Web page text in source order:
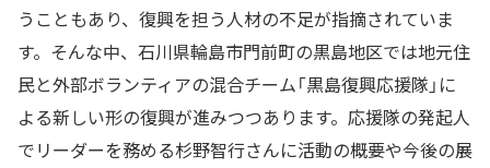
うこともあり、復興を担う人材の不足が指摘されていま
す。そんな中、石川県輪島市門前町の黒島地区では地元住
民と外部ボランティアの混合チーム「黒島復興応援隊」に
よる新しい形の復興が進みつつあります。応援隊の発起人
でリーダーを務める杉野智行さんに活動の概要や今後の展